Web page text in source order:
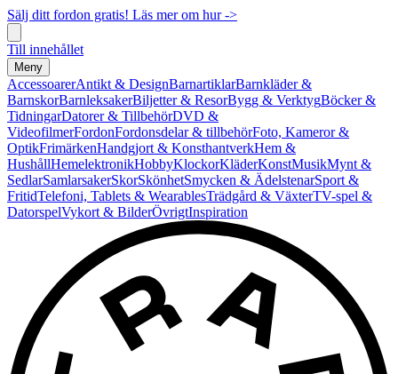
Sälj ditt fordon gratis! Läs mer om hur ->
Till innehållet
Meny
AccessoarerAntikt & DesignBarnartiklarBarnkläder &
BarnskorBarnleksakerBiljetter & ResorBygg & VerktygBöcker &
TidningarDatorer & TillbehörDVD &
VideofilmerFordonFordonsdelar & tillbehörFoto, Kameror &
OptikFrimärkenHandgjort & KonsthantverkHem &
HushållHemelektronikHobbyKlockorKläderKonstMusikMynt &
SedlarSamlarsakerSkorSkönhetSmycken & ÄdelstenarSport &
FritidTelefoni, Tablets & WearablesTrädgård & VäxterTV-spel &
DatorspelVykort & BilderÖvrigtInspiration